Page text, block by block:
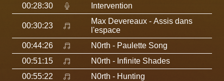
00:28:30
Intervention
00:30:23
Max Devereaux - Assis dans
l'espace
00:44:26
N0rth - Paulette Song
00:51:15
N0rth - Infinite Shades
00:55:22
N0rth - Hunting